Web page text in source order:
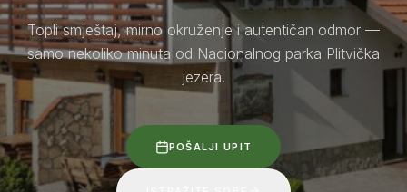
Topli smještaj, mirno okruženje i autentičan odmor —
samo nekoliko minuta od Nacionalnog parka Plitvička
jezera.
POŠALJI UPIT